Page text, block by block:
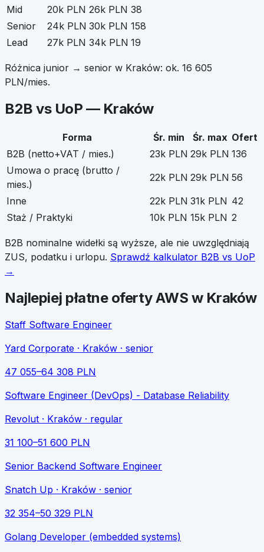
Mid
20k PLN 26k PLN 38
Senior
24k PLN 30k PLN 158
Lead
27k PLN 34k PLN 19
Różnica junior → senior w Kraków: ok. 16 605
PLN/mies.
B2B vs UoP — Kraków
Forma Śr. min Śr. max Ofert
B2B (netto+VAT / mies.)
23k PLN 29k PLN 136
Umowa o pracę (brutto /
mies.)
22k PLN 29k PLN 56
Inne
22k PLN 31k PLN 42
Staż / Praktyki
10k PLN 15k PLN 2
B2B nominalne widełki są wyższe, ale nie uwzględniają
ZUS, podatku i urlopu. Sprawdź kalkulator B2B vs UoP
→
Najlepiej płatne ofertyAWS w Kraków
Staff Software Engineer
Yard Corporate · Kraków · senior
47 055–64 308 PLN
Software Engineer (DevOps) - Database Reliability
Revolut · Kraków · regular
31 100–51 600 PLN
Senior Backend Software Engineer
Snatch Up · Kraków · senior
32 354–50 329 PLN
Golang Developer (embedded systems)